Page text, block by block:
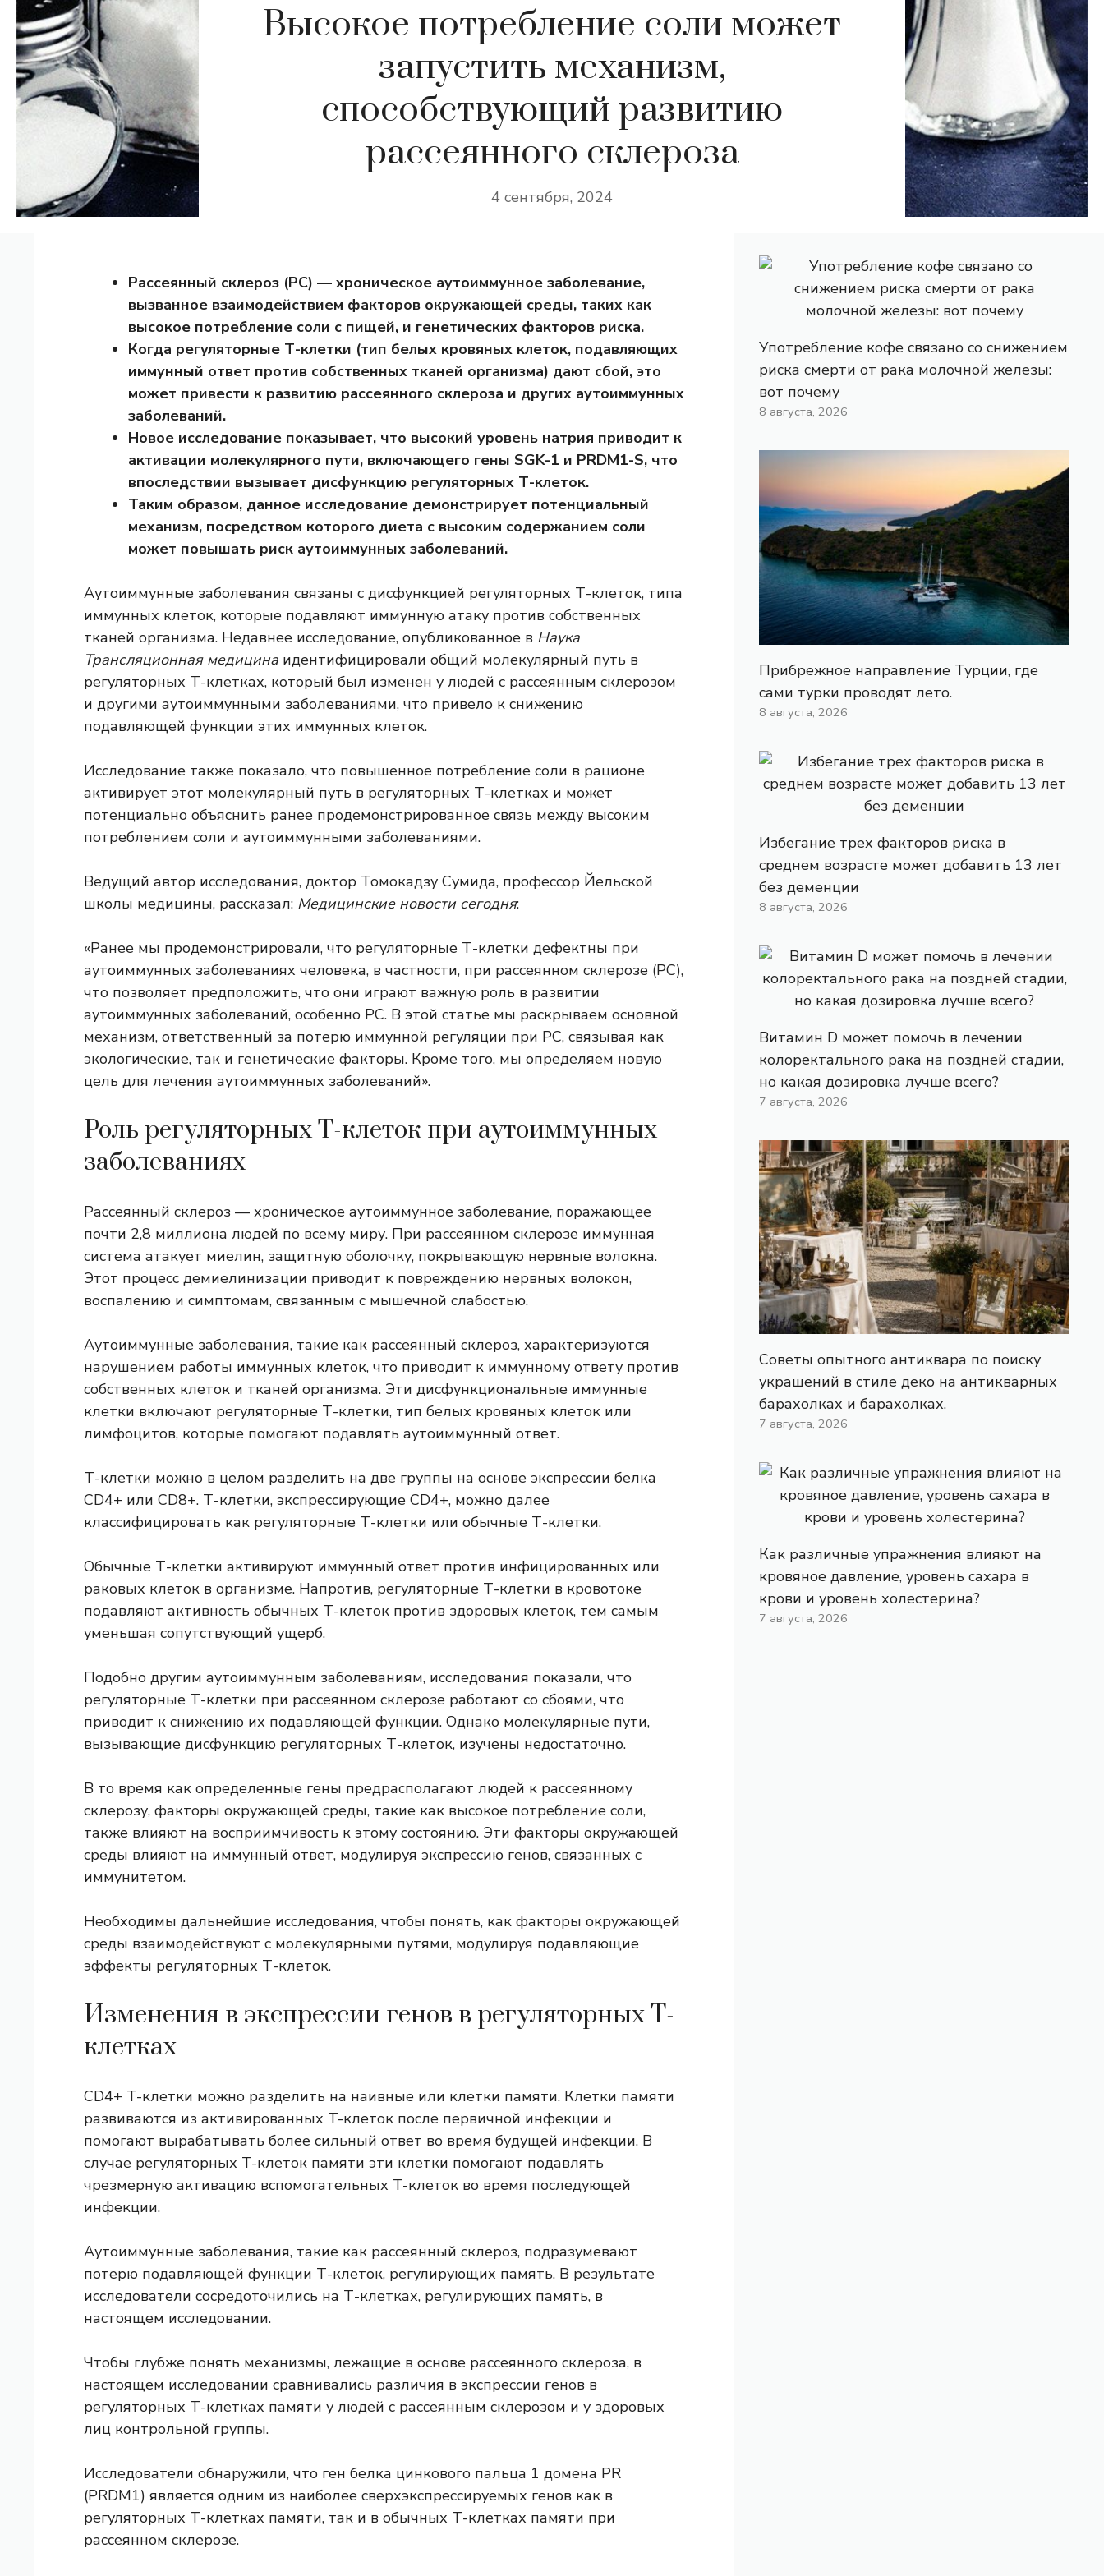
Высокое потребление соли может
запустить механизм,
способствующий развитию
рассеянного склероза
4 сентября, 2024
Рассеянный склероз (РС) — хроническое аутоиммунное заболевание,
вызванное взаимодействием факторов окружающей среды, таких как
высокое потребление соли с пищей, и генетических факторов риска.
Когда регуляторные Т-клетки (тип белых кровяных клеток, подавляющих
иммунный ответ против собственных тканей организма) дают сбой, это
может привести к развитию рассеянного склероза и других аутоиммунных
заболеваний.
Новое исследование показывает, что высокий уровень натрия приводит к
активации молекулярного пути, включающего гены SGK-1 и PRDM1-S, что
впоследствии вызывает дисфункцию регуляторных Т-клеток.
Таким образом, данное исследование демонстрирует потенциальный
механизм, посредством которого диета с высоким содержанием соли
может повышать риск аутоиммунных заболеваний.
Аутоиммунные заболевания связаны с дисфункцией регуляторных Т-клеток, типа
иммунных клеток, которые подавляют иммунную атаку против собственных
тканей организма. Недавнее исследование, опубликованное в Наука
Трансляционная медицина идентифицировали общий молекулярный путь в
регуляторных Т-клетках, который был изменен у людей с рассеянным склерозом
и другими аутоиммунными заболеваниями, что привело к снижению
подавляющей функции этих иммунных клеток.
Исследование также показало, что повышенное потребление соли в рационе
активирует этот молекулярный путь в регуляторных Т-клетках и может
потенциально объяснить ранее продемонстрированное связь между высоким
потреблением соли и аутоиммунными заболеваниями.
Ведущий автор исследования, доктор Томокадзу Сумида, профессор Йельской
школы медицины, рассказал: Медицинские новости сегодня:
«Ранее мы продемонстрировали, что регуляторные Т-клетки дефектны при
аутоиммунных заболеваниях человека, в частности, при рассеянном склерозе (РС),
что позволяет предположить, что они играют важную роль в развитии
аутоиммунных заболеваний, особенно РС. В этой статье мы раскрываем основной
механизм, ответственный за потерю иммунной регуляции при РС, связывая как
экологические, так и генетические факторы. Кроме того, мы определяем новую
цель для лечения аутоиммунных заболеваний».
Роль регуляторных Т-клеток при аутоиммунных
заболеваниях
Рассеянный склероз — хроническое аутоиммунное заболевание, поражающее
почти 2,8 миллиона людей по всему миру. При рассеянном склерозе иммунная
система атакует миелин, защитную оболочку, покрывающую нервные волокна.
Этот процесс демиелинизации приводит к повреждению нервных волокон,
воспалению и симптомам, связанным с мышечной слабостью.
Аутоиммунные заболевания, такие как рассеянный склероз, характеризуются
нарушением работы иммунных клеток, что приводит к иммунному ответу против
собственных клеток и тканей организма. Эти дисфункциональные иммунные
клетки включают регуляторные Т-клетки, тип белых кровяных клеток или
лимфоцитов, которые помогают подавлять аутоиммунный ответ.
Т-клетки можно в целом разделить на две группы на основе экспрессии белка
CD4+ или CD8+. Т-клетки, экспрессирующие CD4+, можно далее
классифицировать как регуляторные Т-клетки или обычные Т-клетки.
Обычные Т-клетки активируют иммунный ответ против инфицированных или
раковых клеток в организме. Напротив, регуляторные Т-клетки в кровотоке
подавляют активность обычных Т-клеток против здоровых клеток, тем самым
уменьшая сопутствующий ущерб.
Подобно другим аутоиммунным заболеваниям, исследования показали, что
регуляторные Т-клетки при рассеянном склерозе работают со сбоями, что
приводит к снижению их подавляющей функции. Однако молекулярные пути,
вызывающие дисфункцию регуляторных Т-клеток, изучены недостаточно.
В то время как определенные гены предрасполагают людей к рассеянному
склерозу, факторы окружающей среды, такие как высокое потребление соли,
также влияют на восприимчивость к этому состоянию. Эти факторы окружающей
среды влияют на иммунный ответ, модулируя экспрессию генов, связанных с
иммунитетом.
Необходимы дальнейшие исследования, чтобы понять, как факторы окружающей
среды взаимодействуют с молекулярными путями, модулируя подавляющие
эффекты регуляторных Т-клеток.
Изменения в экспрессии генов в регуляторных Т-
клетках
CD4+ T-клетки можно разделить на наивные или клетки памяти. Клетки памяти
развиваются из активированных T-клеток после первичной инфекции и
помогают вырабатывать более сильный ответ во время будущей инфекции. В
случае регуляторных T-клеток памяти эти клетки помогают подавлять
чрезмерную активацию вспомогательных T-клеток во время последующей
инфекции.
Аутоиммунные заболевания, такие как рассеянный склероз, подразумевают
потерю подавляющей функции Т-клеток, регулирующих память. В результате
исследователи сосредоточились на Т-клетках, регулирующих память, в
настоящем исследовании.
Чтобы глубже понять механизмы, лежащие в основе рассеянного склероза, в
настоящем исследовании сравнивались различия в экспрессии генов в
регуляторных Т-клетках памяти у людей с рассеянным склерозом и у здоровых
лиц контрольной группы.
Исследователи обнаружили, что ген белка цинкового пальца 1 домена PR
(PRDM1) является одним из наиболее сверхэкспрессируемых генов как в
регуляторных Т-клетках памяти, так и в обычных Т-клетках памяти при
рассеянном склерозе.
Употребление кофе связано со снижением
риска смерти от рака молочной железы:
вот почему
8 августа, 2026
Прибрежное направление Турции, где
сами турки проводят лето.
8 августа, 2026
Избегание трех факторов риска в
среднем возрасте может добавить 13 лет
без деменции
8 августа, 2026
Витамин D может помочь в лечении
колоректального рака на поздней стадии,
но какая дозировка лучше всего?
7 августа, 2026
Советы опытного антиквара по поиску
украшений в стиле деко на антикварных
барахолках и барахолках.
7 августа, 2026
Как различные упражнения влияют на
кровяное давление, уровень сахара в
крови и уровень холестерина?
7 августа, 2026